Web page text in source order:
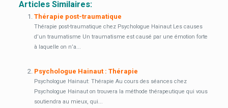
Articles Similaires:
Thérapie post-traumatique
Thérapie post-traumatique chez Psychologue Hainaut Les causes
d’un traumatisme Un traumatisme est causé par une émotion forte
à laquelle on n’a...
Psychologue Hainaut : Thérapie
Psychologue Hainaut: Thérapie Au cours des séances chez
Psychologue Hainaut on trouvera la méthode thérapeutique qui vous
soutiendra au mieux, qui...